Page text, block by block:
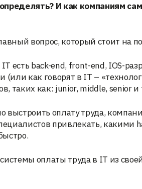
И как компаниям
вопрос, который стоит на
есть back-end, front-end, IOS-
как говорят в IT –
таких как: junior, middle, senior и
выстроить оплату труда,
привлекать, какими
оплаты труда в IT из